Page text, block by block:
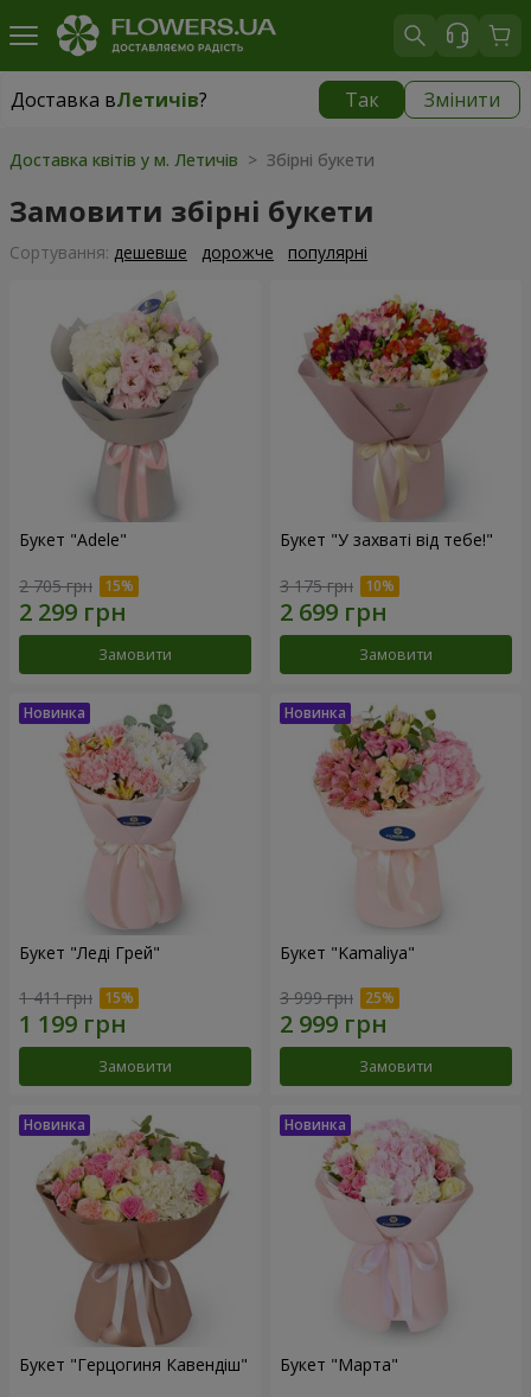
Доставка вЛетичів? Так Змінити
Доставка вЛетичів|
Доставка квітів у м. Летичів > Збірні букети
Замовити збірні букети
Сортування: дешевше дорожче популярні
Букет "Adele"
2 705 грн
Замовити
Букет "У захваті від тебе!"
3 175 грн
Замовити
Букет "Леді Грей"
1 411 грн
Замовити
Букет "Kamaliya"
3 999 грн
Замовити
Букет "Герцогиня Кавендіш" Букет "Марта"